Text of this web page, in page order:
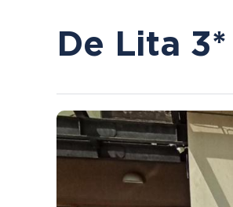
Будапешт
Хайдусобосло
Хевиз
Бирштонас
Друскининкай
Паланга
De Lita 3*